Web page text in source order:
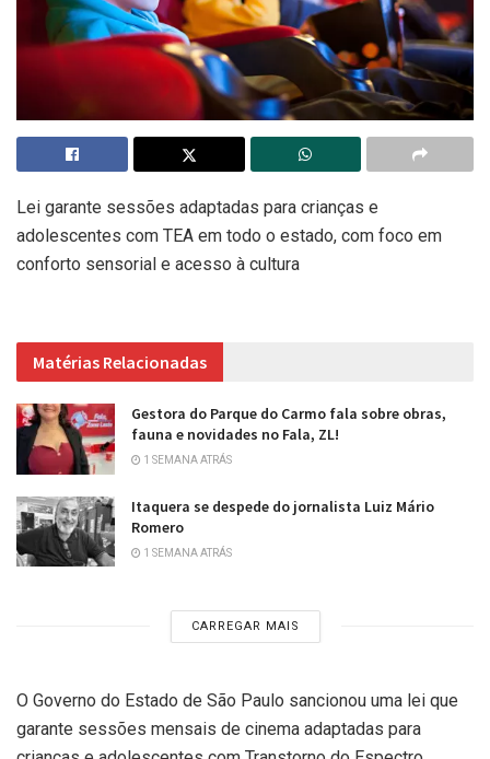
Lei garante sessões adaptadas para crianças e
adolescentes com TEA em todo o estado, com foco em
conforto sensorial e acesso à cultura
Matérias Relacionadas
Gestora do Parque do Carmo fala sobre obras,
fauna e novidades no Fala, ZL!
1 SEMANA ATRÁS
Itaquera se despede do jornalista Luiz Mário
Romero
1 SEMANA ATRÁS
CARREGAR MAIS
O Governo do Estado de São Paulo sancionou uma lei que
garante sessões mensais de cinema adaptadas para